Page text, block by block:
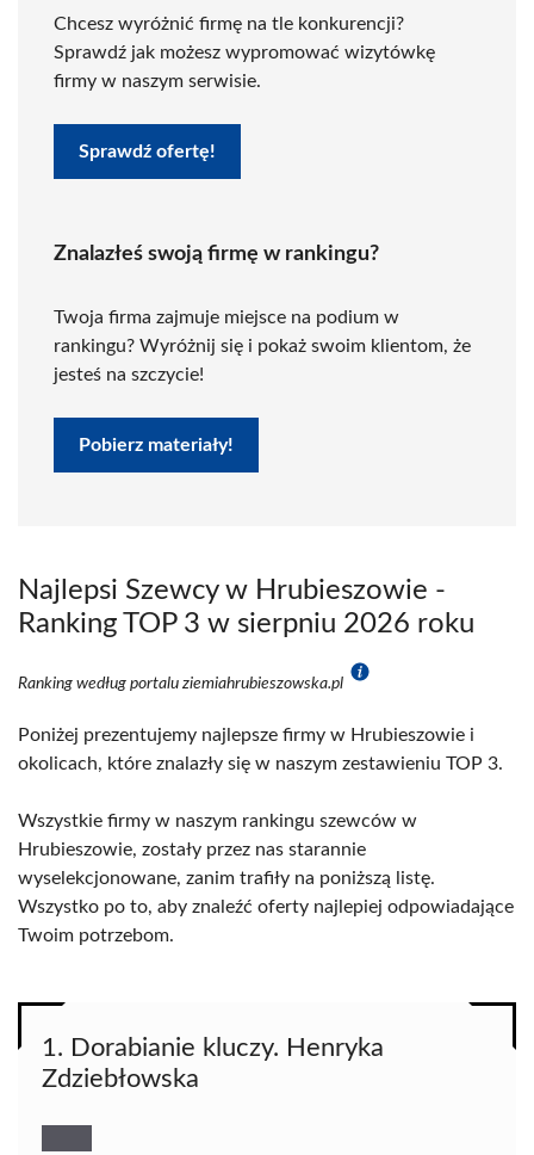
Chcesz wyróżnić firmę na tle konkurencji?
Sprawdź jak możesz wypromować wizytówkę
firmy w naszym serwisie.
Sprawdź ofertę!
Znalazłeś swoją firmę w rankingu?
Twoja firma zajmuje miejsce na podium w
rankingu? Wyróżnij się i pokaż swoim klientom, że
jesteś na szczycie!
Pobierz materiały!
Najlepsi Szewcy w Hrubieszowie -
Ranking TOP 3 w sierpniu 2026 roku
Ranking według portalu ziemiahrubieszowska.pl
Poniżej prezentujemy najlepsze firmy w Hrubieszowie i
okolicach, które znalazły się w naszym zestawieniu TOP 3.
Wszystkie firmy w naszym rankingu szewców w
Hrubieszowie, zostały przez nas starannie
wyselekcjonowane, zanim trafiły na poniższą listę.
Wszystko po to, aby znaleźć oferty najlepiej odpowiadające
Twoim potrzebom.
1. Dorabianie kluczy. Henryka
Zdziebłowska